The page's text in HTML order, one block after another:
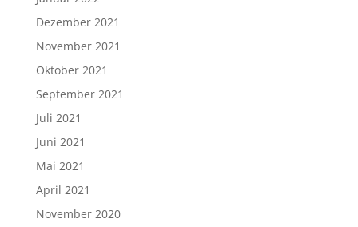
Dezember 2021
November 2021
Oktober 2021
September 2021
Juli 2021
Juni 2021
Mai 2021
April 2021
November 2020